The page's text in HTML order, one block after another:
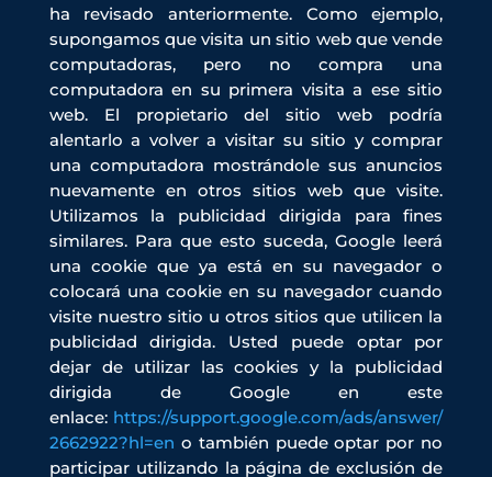
ha revisado anteriormente. Como ejemplo,
supongamos que visita un sitio web que vende
computadoras, pero no compra una
computadora en su primera visita a ese sitio
web. El propietario del sitio web podría
alentarlo a volver a visitar su sitio y comprar
una computadora mostrándole sus anuncios
nuevamente en otros sitios web que visite.
Utilizamos la publicidad dirigida para fines
similares. Para que esto suceda, Google leerá
una cookie que ya está en su navegador o
colocará una cookie en su navegador cuando
visite nuestro sitio u otros sitios que utilicen la
publicidad dirigida. Usted puede optar por
dejar de utilizar las cookies y la publicidad
dirigida de Google en este
enlace: https://support.google.com/ads/answer/
2662922?hl=en o también puede optar por no
participar utilizando la página de exclusión de